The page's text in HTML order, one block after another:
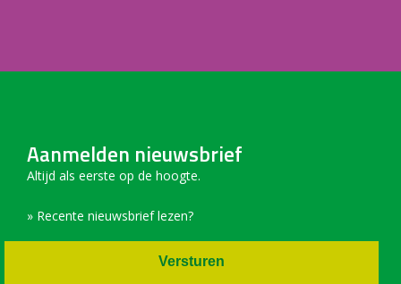
Aanmelden nieuwsbrief
Altijd als eerste op de hoogte.
» Recente nieuwsbrief lezen?
Versturen